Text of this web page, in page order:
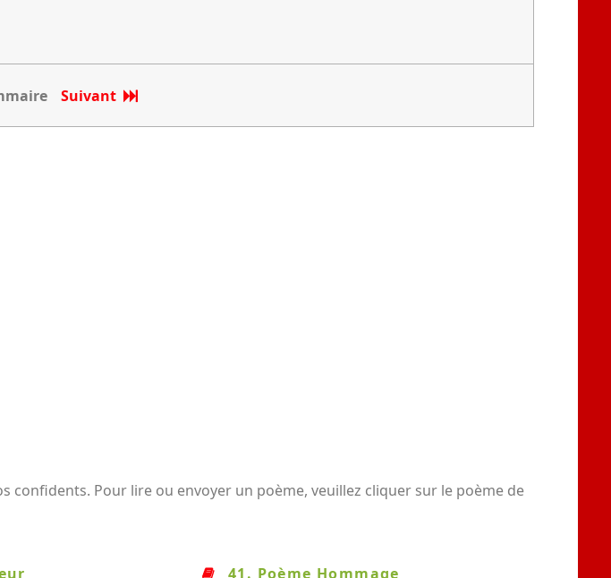
Suivant
confidents. Pour lire ou envoyer un poème, veuillez cliquer sur le poème de
41. Poème Hommage